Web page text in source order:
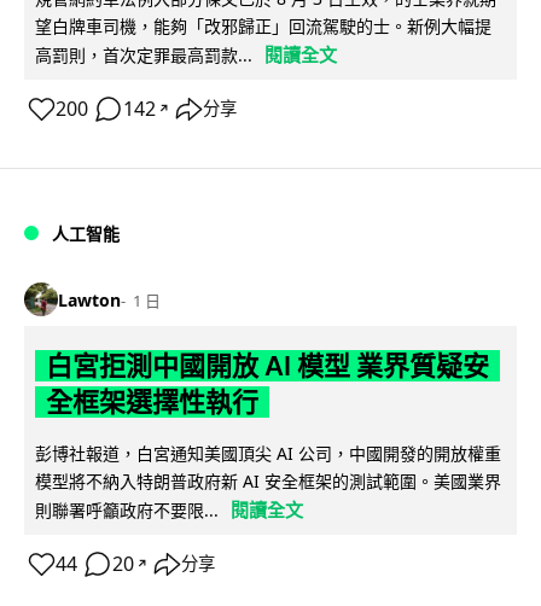
望白牌車司機，能夠「改邪歸正」回流駕駛的士。新例大幅提
高罰則，首次定罪最高罰款...
閱讀全文
200 142 ↗ 分享
人工智能
Lawton 1 日
白宮拒測中國開放 AI 模型 業界質疑安
全框架選擇性執行
彭博社報道，白宮通知美國頂尖 AI 公司，中國開發的開放權重
模型將不納入特朗普政府新 AI 安全框架的測試範圍。美國業界
則聯署呼籲政府不要限...
閱讀全文
44 20 ↗ 分享